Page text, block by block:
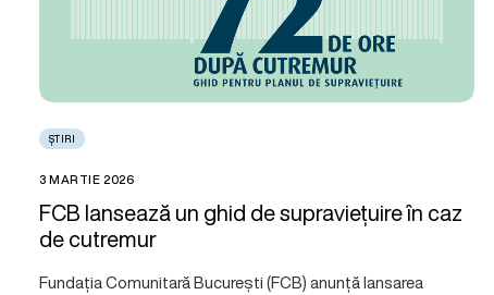
ȘTIRI
3 MARTIE 2026
FCB lansează un ghid de supraviețuire în caz
de cutremur
Fundația Comunitară București (FCB) anunță lansarea